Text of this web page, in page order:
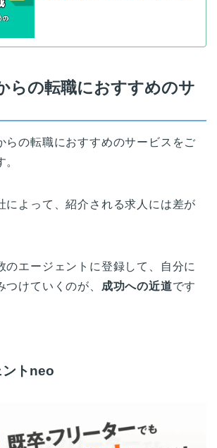
らの転職におすすめのサ
らの転職におすすめのサービスをご
によって、紹介される求人には差が
のエージェントに登録して、自分に
けていくのが、 成功への近道です
ントneo